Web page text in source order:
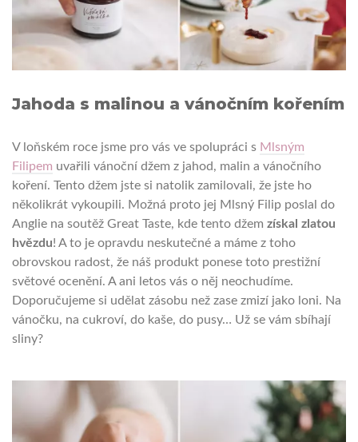
Jahoda s malinou a vánočním kořením
V loňském roce jsme pro vás ve spolupráci s Mlsným
Filipem uvařili vánoční džem z jahod, malin a vánočního
koření. Tento džem jste si natolik zamilovali, že jste ho
několikrát vykoupili. Možná proto jej Mlsný Filip poslal do
Anglie na soutěž Great Taste, kde tento džem získal zlatou
hvězdu! A to je opravdu neskutečné a máme z toho
obrovskou radost, že náš produkt ponese toto prestižní
světové ocenění. A ani letos vás o něj neochudíme.
Doporučujeme si udělat zásobu než zase zmizí jako loni. Na
vánočku, na cukroví, do kaše, do pusy… Už se vám sbíhají
sliny?